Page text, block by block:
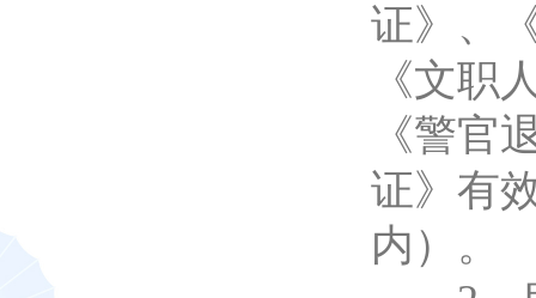
证》、
《文职
《警官
证》有
内）。